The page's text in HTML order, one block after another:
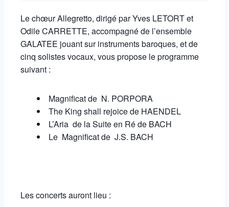
Le chœur Allegretto, dirigé par Yves LETORT et
Odile CARRETTE, accompagné de l’ensemble
GALATEE jouant sur instruments baroques, et de
cinq solistes vocaux, vous propose le programme
suivant :
Magnificat de N. PORPORA
The King shall rejoice de HAENDEL
L’Aria de la Suite en Ré de BACH
Le Magnificat de J.S. BACH
Les concerts auront lieu :